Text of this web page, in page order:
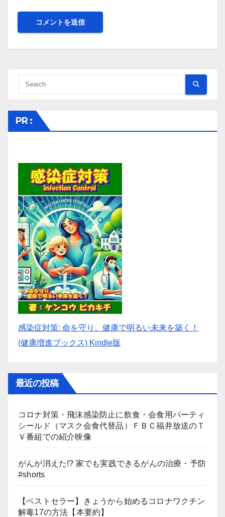
PR :
感染症対策: 命を守り、健康で明るい未来を築く！
(健康増進ブックス) Kindle版
最近の投稿
コロナ対策・飛沫感染防止に飲食・会食用パーティ
シールド（マスク会食代替品）ＦＢＣ福井放送のＴ
Ｖ番組での紹介映像
がんが消えた!? 家でも実践できるがんの治療・予防
#shorts
【ベストセラー】きょうから始めるコロナワクチン
解毒17の方法【本要約】